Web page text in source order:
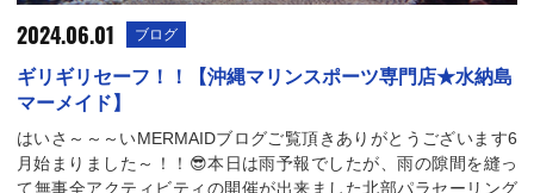
2024.06.01 ブログ
ギリギリセーフ！！【沖縄マリンスポーツ専門店★水納島
マーメイド】
はいさ～～～いMERMAIDブログご覧頂きありがとうございます6
月始まりました～！！😎本日は雨予報でしたが、雨の隙間を縫っ
て無事全アクティビティの開催が出来ました北部パラセーリング